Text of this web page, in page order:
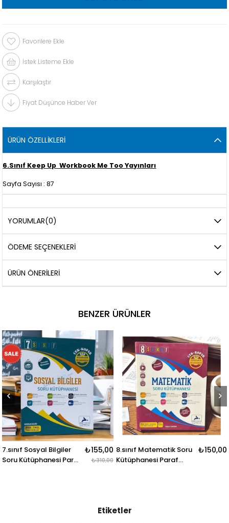
Favorilere Ekle
İstek Listeme Ekle
Karşılaştır
Fiyat Düşünce Haber Ver
ÜRÜN ÖZELLIKLERI
6.Sınıf Keep Up Workbook Me Too Yayınları
Sayfa Sayısı : 87
YORUMLAR(0)
ÖDEME SEÇENEKLERI
ÜRÜN ÖNERILERI
BENZER ÜRÜNLER
₺155,00
₺310,00
8.sınıf Matematik Soru
Kütüphanesi Paraf
₺150,00 8.sınıf İnkılap Tarihi
Soru Kütüphanesi
Etiketler